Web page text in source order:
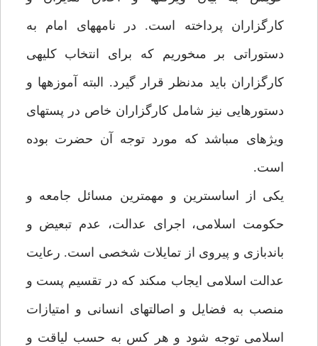
كارگزاران پرداخته است. در نامه‏هاى امام به
دستوراتى بر مى‏خوريم كه براى انتخاب كليه‏ى
كارگزاران بايد مدنظر قرار گيرد. البته آموزه‏ها و
دستورهايى نيز شامل كارگزاران خاص در پست‏هاى
ويژه‏اى مى‏باشد كه مورد توجه آن حضرت بوده
است.
يكى از اساسى‏ترين و مهم‏ترين مسائل جامعه و
حكومت اسلامى، اجراى عدالت، عدم تبعيض و
باندبازى و پيروى از تمايلات شخصى است. رعايت
عدالت اسلامى ايجاب مى‏كند كه در تقسيم پست و
منصب به فضايل و اصالت‏هاى انسانى و امتيازات
اسلامى توجه شود و هر كس به حسب لياقت و